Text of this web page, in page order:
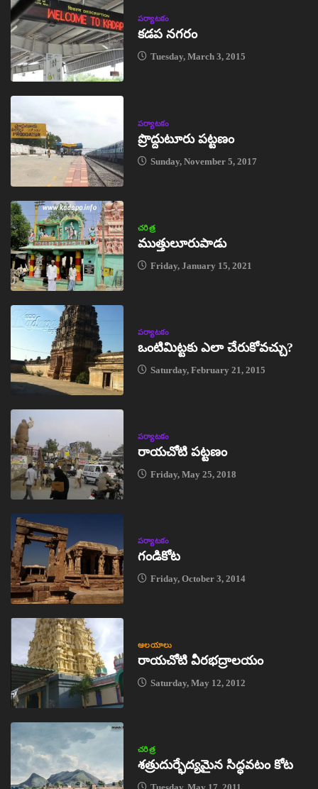
పర్యాటకం
కడప నగరం
Tuesday, March 3, 2015
పర్యాటకం
ప్రొద్దుటూరు పట్టణం
Sunday, November 5, 2017
చరిత్ర
ముత్తులూరుపాడు
Friday, January 15, 2021
పర్యాటకం
ఒంటిమిట్టకు ఎలా చేరుకోవచ్చు?
Saturday, February 21, 2015
పర్యాటకం
రాయచోటి పట్టణం
Friday, May 25, 2018
పర్యాటకం
గండికోట
Friday, October 3, 2014
ఆలయాలు
రాయచోటి వీరభద్రాలయం
Saturday, May 12, 2012
చరిత్ర
శత్రుదుర్భేద్యమైన సిద్ధవటం కోట